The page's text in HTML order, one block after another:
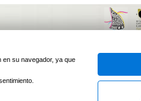
su navegador, ya que